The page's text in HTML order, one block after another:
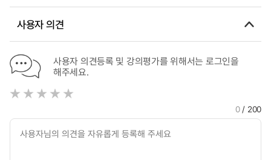
사용자 의견
사용자 의견등록 및 강의평가를 위해서는 로그인을
해주세요.
0/ 200